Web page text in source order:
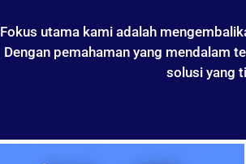
Fokus utama kami adalah
Dengan pemahaman yang mendalam
solusi yang